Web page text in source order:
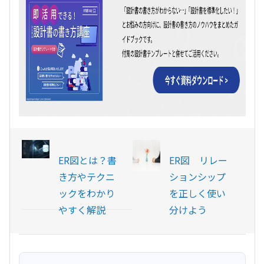
ER図とは？書
き方やテクニ
ックをわかり
やすく解説
ER図 リレー
ションシップ
を正しく使い
分けよう